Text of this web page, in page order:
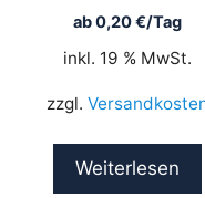
ab0,20€/Tag
inkl. 19 % MwSt.
zzgl.
Weiterlesen